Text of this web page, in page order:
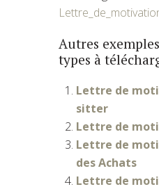
Autres
types à
Lettre de
sitter
Lettre de
Lettre de
des Achats
Lettre de